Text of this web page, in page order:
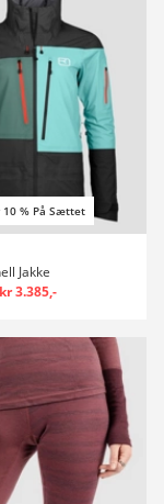
10 % På Sættet
Jakke
kr 3.385,-